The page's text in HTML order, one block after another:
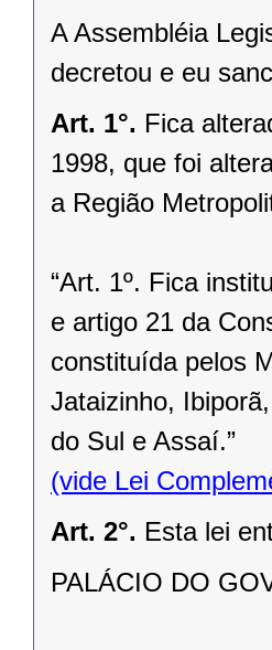
A Assembléia
decretou e eu
Art. 1°. Fica
1998, que foi
a Região
“Art. 1º. Fica
e artigo 21 da
constituída pelos
Jataizinho,
do Sul e Assaí.”
(vide Lei
Art. 2°. Esta lei
PALÁCIO DO